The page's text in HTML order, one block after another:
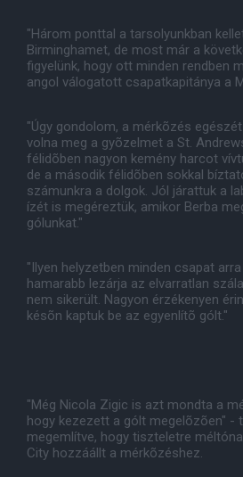
"Három ponttal a tarsolyunkban
Birminghamet, de most már a
figyelünk, hogy ott minden rendben
angol válogatott csapatkapitánya a
"Úgy gondolom, a mérkõzés
volna meg a gyõzelmet a St.
félidõben nagyon kemény harcot
de a második félidõben sokkal
számunkra a dolgok. Jól járattuk a
ízét is megéreztük, amikor Berba
gólunkat."
"Ilyen helyzetben minden csapat
hamarabb lezárja az elvarratlan
nem sikerült. Nagyon érzékenyen
késõn kaptuk be az egyenlítõ gólt."
"Még Nicola Zigic is azt mondta a
hogy kezezett a gólt megelõzõen" -
megemlítve, hogy tiszteletre
City hozzáállt a mérkõzéshez.